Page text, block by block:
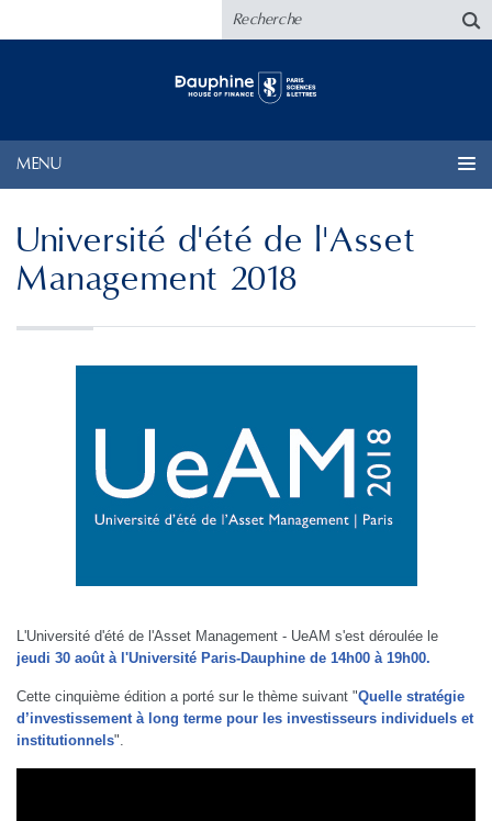
MENU
Université d'été de l'Asset
Management 2018
L'Université d'été de l'Asset Management - UeAM s'est déroulée le
jeudi 30 août à l'Université Paris-Dauphine de 14h00 à 19h00.
Cette cinquième édition a porté sur le thème suivant "Quelle stratégie
d’investissement à long terme pour les investisseurs individuels et
institutionnels".